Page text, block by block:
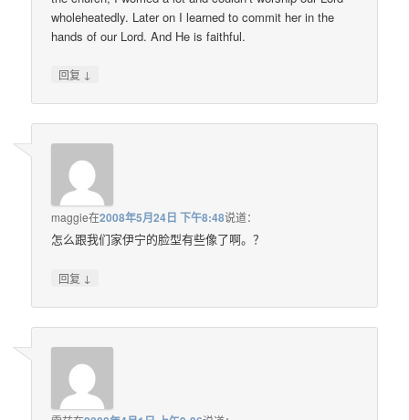
wholeheatedly. Later on I learned to commit her in the
hands of our Lord. And He is faithful.
回复 ↓
maggie在2008年5月24日 下午8:48说道：
怎么跟我们家伊宁的脸型有些像了啊。？
回复 ↓